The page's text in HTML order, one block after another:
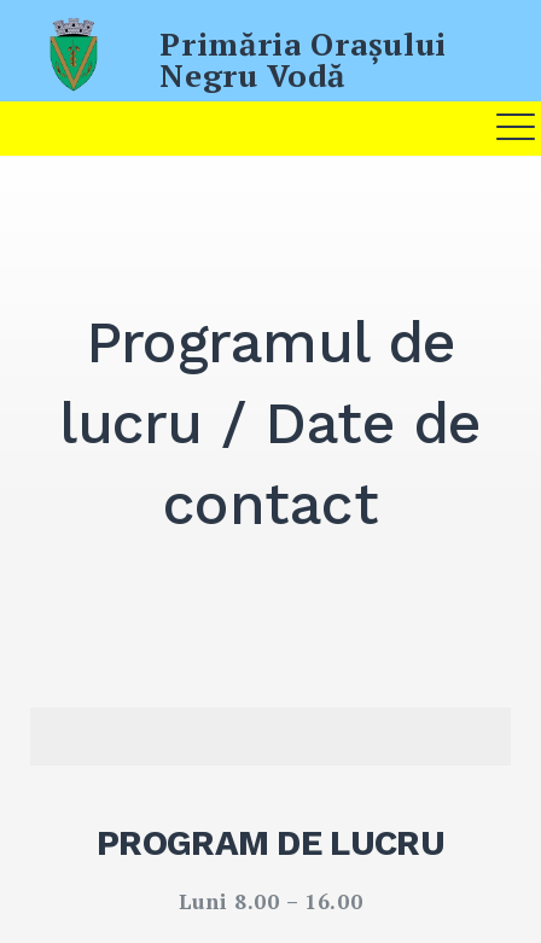
content
Primăria Oraşului
Negru Vodă
Programul de
lucru / Date de
contact
PROGRAM DE LUCRU
Luni 8.00 – 16.00